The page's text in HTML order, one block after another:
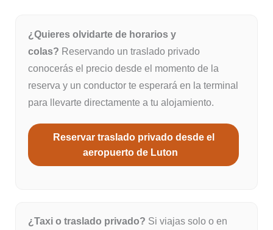
¿Quieres olvidarte de horarios y
colas? Reservando un traslado privado
conocerás el precio desde el momento de la
reserva y un conductor te esperará en la terminal
para llevarte directamente a tu alojamiento.
Reservar traslado privado desde el
aeropuerto de Luton
¿Taxi o traslado privado? Si viajas solo o en